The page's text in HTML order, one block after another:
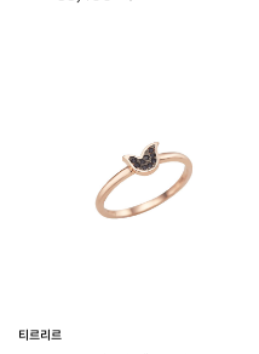
티르리르